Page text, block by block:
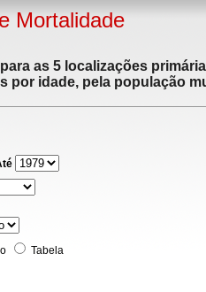
Mortalidade
as 5 localizações
por idade, pela população
Tabela